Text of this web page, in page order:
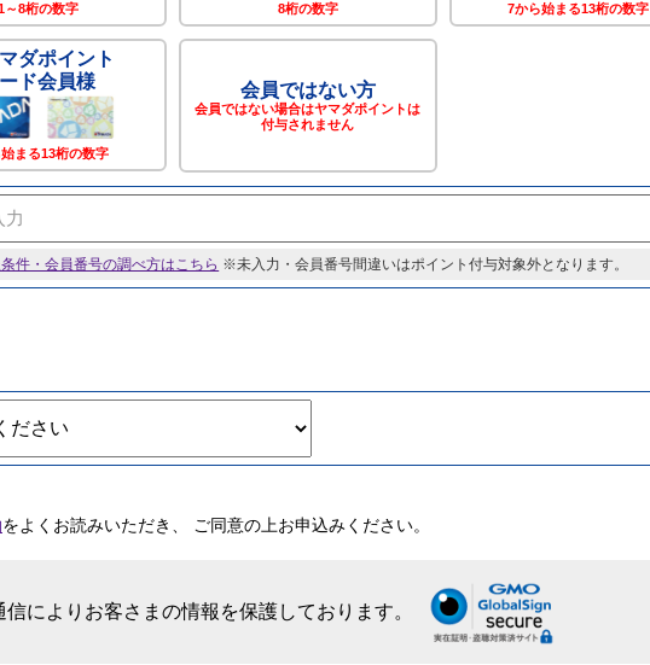
～8桁の数字 8桁の数字 7から始まる13桁の数字
ダポイント
ド会員様
まる13桁の数字
会員ではない方
会員ではない場合はヤマダポイントは
付与されません
件・会員番号の調べ方はこちら ※未入力・会員番号間違いはポイント付与対象外となります。
をよくお読みいただき、 ご同意の上お申込みください。
によりお客さまの情報を保護しております。